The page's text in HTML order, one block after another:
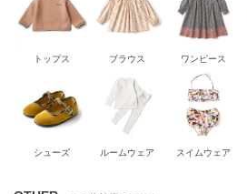
トップス ブラウス ワンピース
シューズ ルームウェア スイムウェア